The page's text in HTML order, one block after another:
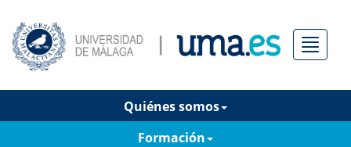
Menú
Quiénes somos
Formación